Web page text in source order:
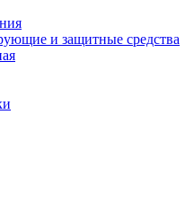
и защитные средства